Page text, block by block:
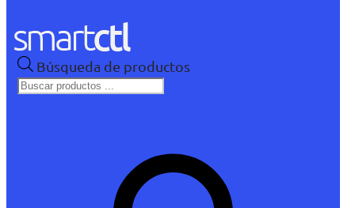
Búsqueda de productos